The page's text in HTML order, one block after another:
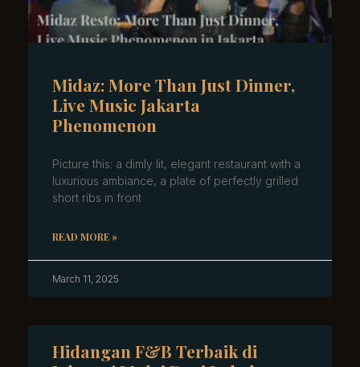
Midaz: More Than Just Dinner,
Live Music Jakarta
Phenomenon
Picture this: a dimly lit, elegant restaurant with a
luxurious ambiance, a plate of perfectly grilled
short ribs in front
READ MORE »
March 11, 2025
Hidangan F&B Terbaik di